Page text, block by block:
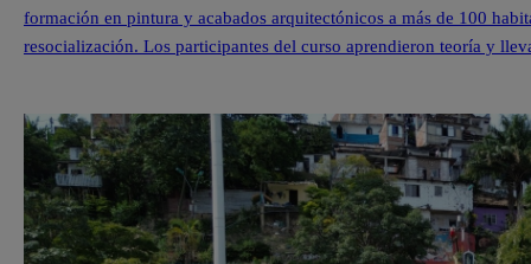
formación en pintura y acabados arquitectónicos a más de 100
resocialización. Los participantes del curso aprendieron teoría y